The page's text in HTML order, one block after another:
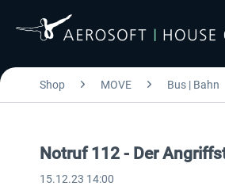
Shop MOVE Bus | Bahn
Notruf 112 - Der
15.12.23 14:00